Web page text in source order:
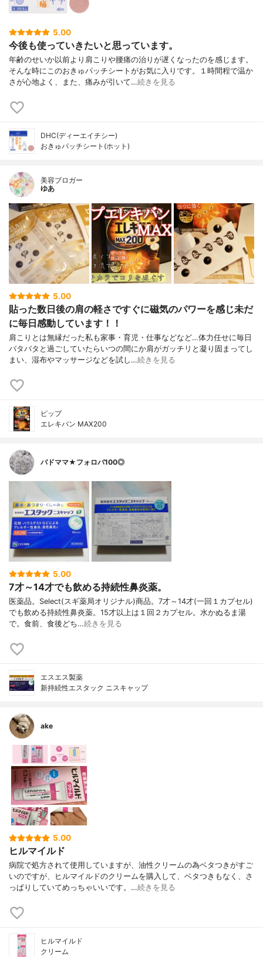
5.00
今後も使っていきたいと思っています。
年齢のせいか以前より肩こりや腰痛の治りが遅くなったのを感じます。
そんな時にこのおきゅパッチシートがお気に入りです。１時間程で温か
さが心地よく、また、痛みが引いて…続きを見る
DHC(ディーエイチシー)
おきゅパッチシート(ホット)
美容ブロガー
ゆあ
5.00
貼った数日後の肩の軽さですぐに磁気のパワーを感じ未だ
に毎日感動しています！！
肩こりとは無縁だった私も家事・育児・仕事などなど…体力任せに毎日
バタバタと過ごしていたらいつの間にか肩がガッチリと凝り固まってし
まい、湿布やマッサージなどを試し…続きを見る
ピップ
エレキバン MAX200
バドママ★フォロバ100◎
5.00
7才～14才でも飲める持続性鼻炎薬。
医薬品。Select(スギ薬局オリジナル)商品。7才～14才(一回１カプセル)
でも飲める持続性鼻炎薬。15才以上は１回２カプセル。水かぬるま湯
で。食前、食後どち…続きを見る
エスエス製薬
新持続性エスタック ニスキャップ
ake
5.00
ヒルマイルド
病院で処方されて使用していますが、油性クリームの為ベタつきがすご
いのですが、ヒルマイルドのクリームを購入して、ベタつきもなく、さ
っぱりしていてめっちゃいいです。…続きを見る
ヒルマイルド
クリーム